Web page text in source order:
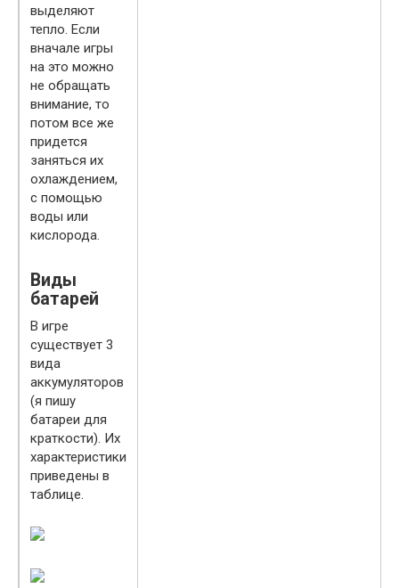
выделяют
тепло. Если
вначале игры
на это можно
не обращать
внимание, то
потом все же
придется
заняться их
охлаждением,
с помощью
воды или
кислорода.
Виды
батарей
В игре
существует 3
вида
аккумуляторов
(я пишу
батареи для
краткости). Их
характеристики
приведены в
таблице.